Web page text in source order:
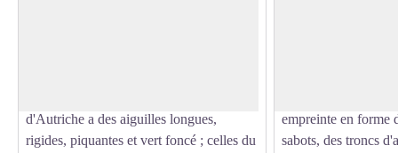
d'Autriche a des aiguilles longues,
rigides, piquantes et vert foncé ; celles du
empreinte en forme
sabots, des troncs